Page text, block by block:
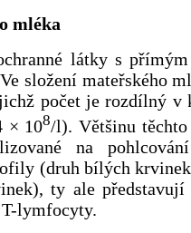
mléka
látky s
složení mateřského
počet je rozdílný v
× 108/l). Většinu
na
(druh bílých
ty ale představují
T-lymfocyty.